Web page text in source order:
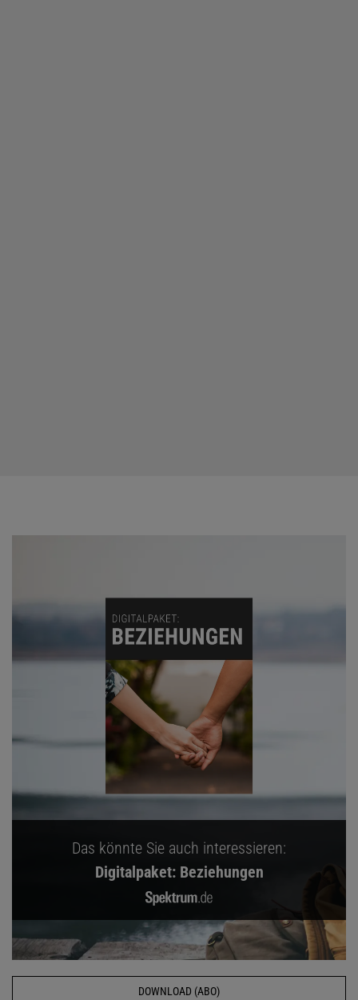
Das könnte Sie auch interessieren:
Digitalpaket: Beziehungen
DOWNLOAD (ABO)